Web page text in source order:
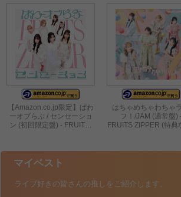
【Amazon.co.jp限定】ぱわ
ーオブらぶ / センセーショ
ン (初回限定盤) - FRUIT…
はちゃめちゃわちゃ
フ！/JAM (通常盤)
FRUITS ZIPPER (特典
マイベスト
ライブ好きの皆さんの推しをご紹介します。